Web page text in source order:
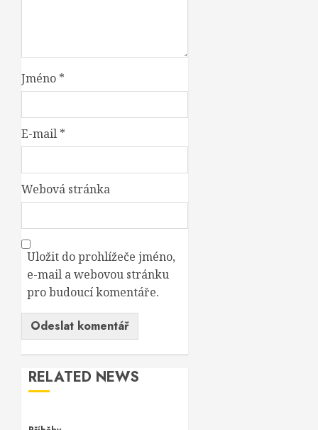
Jméno *
E-mail *
Webová stránka
Uložit do prohlížeče jméno,
e-mail a webovou stránku
pro budoucí komentáře.
RELATED NEWS